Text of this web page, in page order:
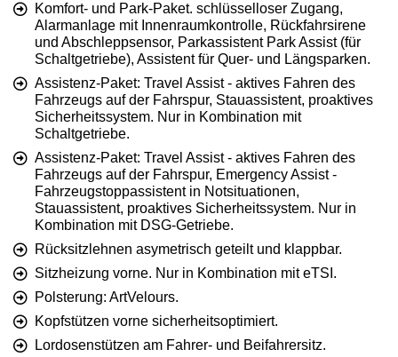
Komfort- und Park-Paket. schlüsselloser Zugang,
Alarmanlage mit Innenraumkontrolle, Rückfahrsirene
und Abschleppsensor, Parkassistent Park Assist (für
Schaltgetriebe), Assistent für Quer- und Längsparken.
Assistenz-Paket: Travel Assist - aktives Fahren des
Fahrzeugs auf der Fahrspur, Stauassistent, proaktives
Sicherheitssystem. Nur in Kombination mit
Schaltgetriebe.
Assistenz-Paket: Travel Assist - aktives Fahren des
Fahrzeugs auf der Fahrspur, Emergency Assist -
Fahrzeugstoppassistent in Notsituationen,
Stauassistent, proaktives Sicherheitssystem. Nur in
Kombination mit DSG-Getriebe.
Rücksitzlehnen asymetrisch geteilt und klappbar.
Sitzheizung vorne. Nur in Kombination mit eTSI.
Polsterung: ArtVelours.
Kopfstützen vorne sicherheitsoptimiert.
Lordosenstützen am Fahrer- und Beifahrersitz.